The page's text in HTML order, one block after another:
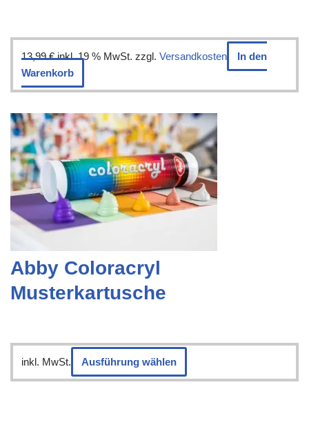
13,99€ inkl. 19 % MwSt. zzgl. Versandkosten
In den
Warenkorb
Abby Coloracryl
Musterkartusche
inkl. MwSt. Ausführung wählen